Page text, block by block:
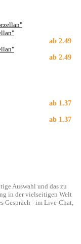
ab 2.49
ab 2.49
ab 1.37
ab 1.37
Auswahl und das zu
in der vielseitigen Welt
Gespräch - im Live-Chat,